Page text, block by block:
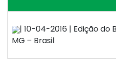
| 10-04-2016 | Edição do
MG – Brasil